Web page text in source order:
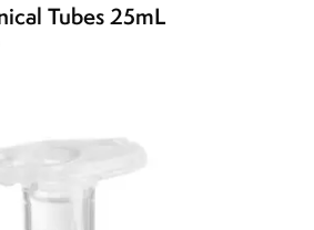
Tubes 25mL